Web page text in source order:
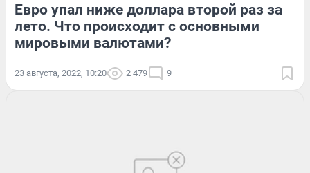
Евро упал ниже доллара второй раз за
лето. Что происходит с основными
мировыми валютами?
23 августа, 2022, 10:20 2 479 9